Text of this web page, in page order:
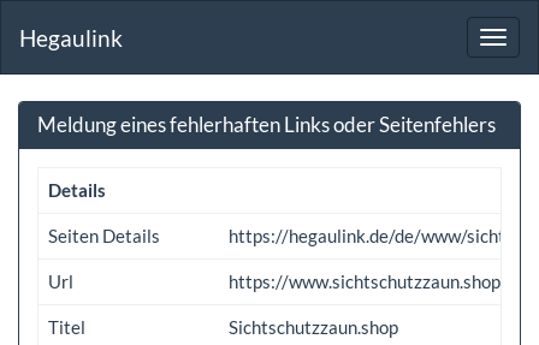
Hegaulink
Meldung eines fehlerhaften Links oder Seitenfehlers
Details
Seiten Details https://hegaulink.de/de/www/
Url https://www.sichtschutzzaun.shop
Titel Sichtschutzzaun.shop